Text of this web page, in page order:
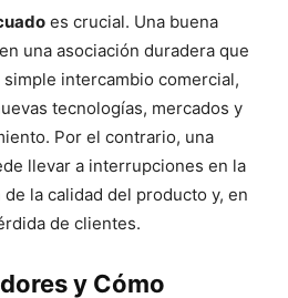
es crucial. Una buena
una asociación duradera que
intercambio comercial,
tecnologías, mercados y
Por el contrario, una
llevar a interrupciones en la
la calidad del producto y, en
de clientes.
y Cómo